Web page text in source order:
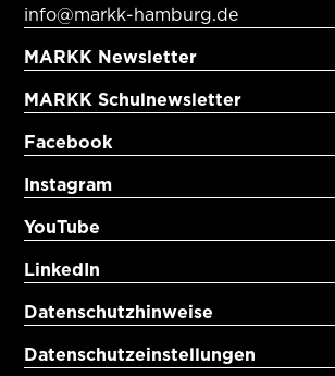
info@markk-hamburg.de
MARKK Newsletter
MARKK Schulnewsletter
Facebook
Instagram
YouTube
LinkedIn
Datenschutzhinweise
Datenschutzeinstellungen